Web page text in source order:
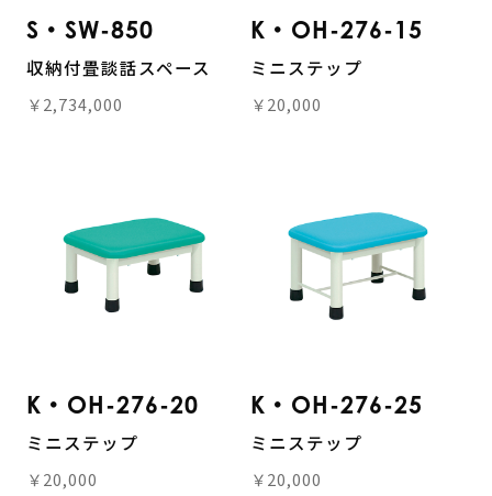
S・SW-850
収納付畳談話スペース
￥2,734,000
K・OH-276-15
ミニステップ
￥20,000
K・OH-276-20
ミニステップ
￥20,000
K・OH-276-25
ミニステップ
￥20,000